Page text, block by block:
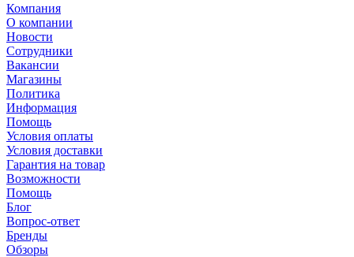
Компания
О компании
Новости
Сотрудники
Вакансии
Магазины
Политика
Информация
Помощь
Условия оплаты
Условия доставки
Гарантия на товар
Возможности
Помощь
Блог
Вопрос-ответ
Бренды
Обзоры